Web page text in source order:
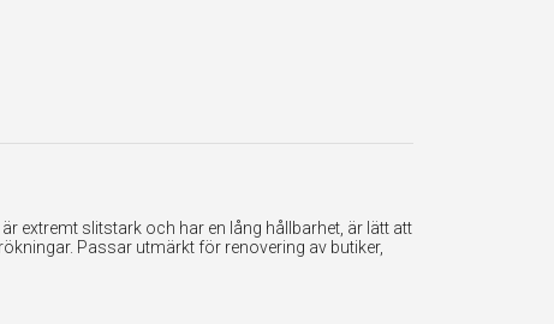
extremt slitstark och har en lång hållbarhet, är lätt att
Passar utmärkt för renovering av butiker,